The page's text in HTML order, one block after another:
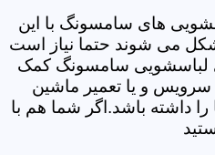
های سامسونگ با این
می شوند حتما نیاز است
لباسشویی سامسونگ کمک
سرویس و یا تعمیر ماشین
داشته باشد.اگر شما هم با